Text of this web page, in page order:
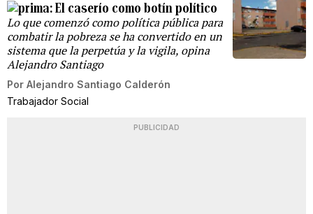
El caserío como botín político
Lo que comenzó como política pública para
combatir la pobreza se ha convertido en un
sistema que la perpetúa y la vigila, opina
Alejandro Santiago
Por Alejandro Santiago Calderón
Trabajador Social
PUBLICIDAD